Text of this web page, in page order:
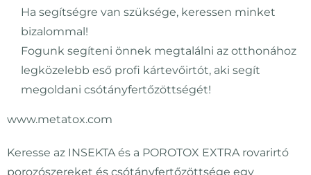
Ha segítségre van szüksége, keressen minket
bizalommal!
Fogunk segíteni önnek megtalálni az otthonához
legközelebb eső profi kártevőirtót, aki segít
megoldani csótányfertőzöttségét!
www.metatox.com
Keresse az INSEKTA és a POROTOX EXTRA rovarirtó
porozószereket és csótányfertőzöttsége egy